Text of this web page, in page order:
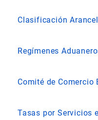
Clasificación
Regímenes
Comité de Comercio
Tasas por Servicios